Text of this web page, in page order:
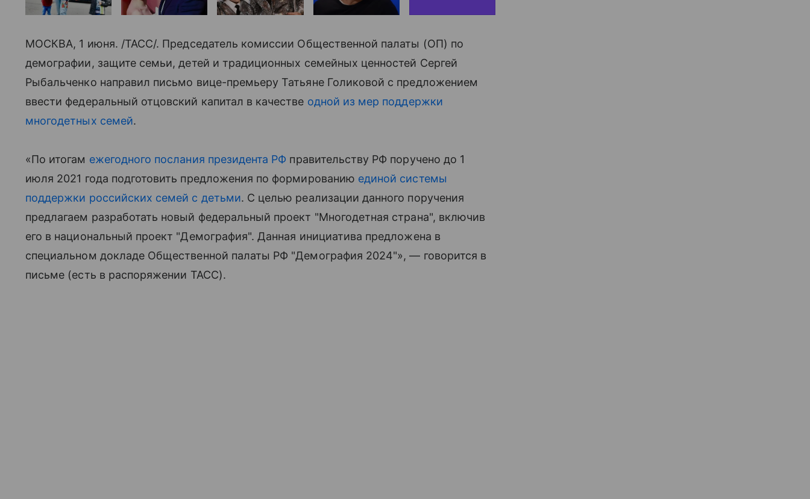
МОСКВА, 1 июня. /ТАСС/. Председатель комиссии Общественной палаты (ОП) по
демографии, защите семьи, детей и традиционных семейных ценностей Сергей
Рыбальченко направил письмо вице-премьеру Татьяне Голиковой с предложением
ввести федеральный отцовский капитал в качестве одной из мер поддержки
многодетных семей.
«По итогам ежегодного послания президента РФ правительству РФ поручено до 1
июля 2021 года подготовить предложения по формированию единой системы
поддержки российских семей с детьми. С целью реализации данного поручения
предлагаем разработать новый федеральный проект "Многодетная страна", включив
его в национальный проект "Демография". Данная инициатива предложена в
специальном докладе Общественной палаты РФ "Демография 2024"», — говорится в
письме (есть в распоряжении ТАСС).